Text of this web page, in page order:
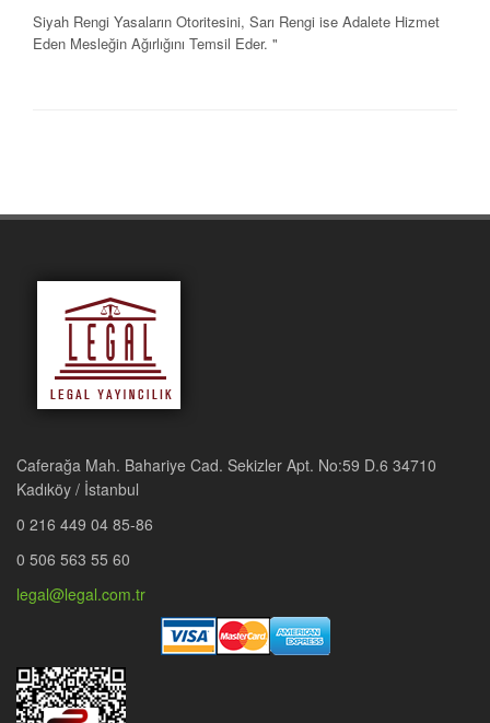
Siyah Rengi Yasaların Otoritesini, Sarı Rengi ise Adalete Hizmet
Eden Mesleğin Ağırlığını Temsil Eder. "
Caferağa Mah. Bahariye Cad. Sekizler Apt. No:59 D.6 34710
Kadıköy / İstanbul
0 216 449 04 85-86
0 506 563 55 60
legal@legal.com.tr